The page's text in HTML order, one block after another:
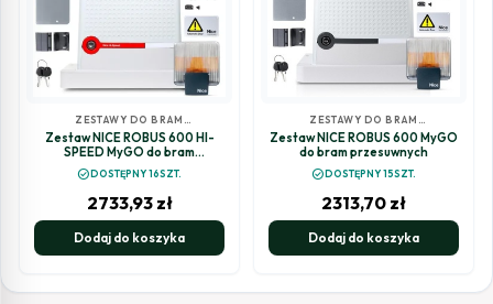
ZESTAWY DO BRAM
PRZESUWNYCH
Zestaw NICE ROBUS 600 HI-
SPEED MyGO do bram
przesuwnych
check_circleDOSTĘPNY 16SZT.
2733,93 zł
Dodaj do koszyka
ZESTAWY DO BRAM
PRZESUWNYCH
Zestaw NICE ROBUS 600 MyGO
do bram przesuwnych
check_circleDOSTĘPNY 15SZT.
2313,70 zł
Dodaj do koszyka